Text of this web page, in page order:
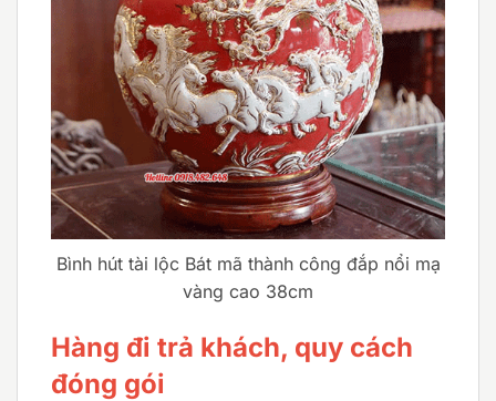
Bình hút tài lộc Bát mã thành công đắp nổi mạ
vàng cao 38cm
Hàng đi trả khách, quy cách
đóng gói